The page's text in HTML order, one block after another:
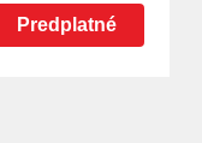
Predplatné